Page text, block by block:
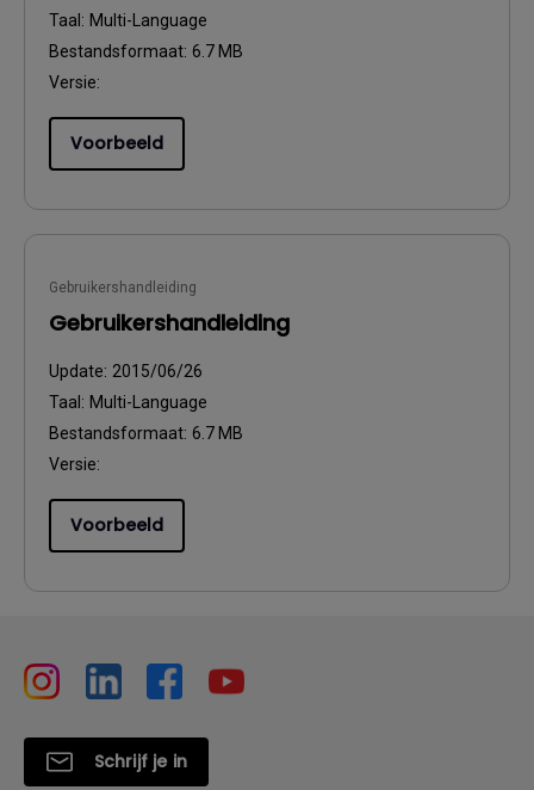
Taal: Multi-Language
Bestandsformaat: 6.7 MB
Versie:
Voorbeeld
Gebruikershandleiding
Gebruikershandleiding
Update: 2015/06/26
Taal: Multi-Language
Bestandsformaat: 6.7 MB
Versie:
Voorbeeld
Schrijf je in